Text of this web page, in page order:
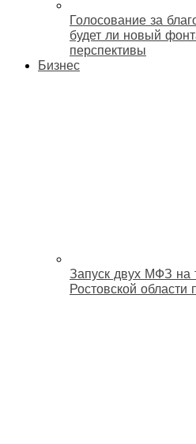
Голосование за
будет ли новый
перспективы
Бизнес
Запуск двух МФЗ на
Ростовской